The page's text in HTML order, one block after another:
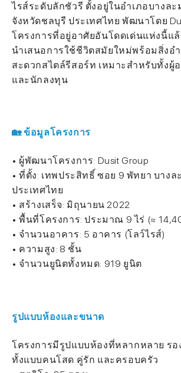
ไรส์ระดับลักชัวรี ตั้งอยู่ในอำเภอบางละ
จังหวัดชลบุรี ประเทศไทย พัฒนาโดย
โครงการที่อยู่อาศัยอันโดดเด่นแห่งนี้แล้
นำเสนอการใช้ชีวิตสมัยใหม่พร้อมสิ่งอ
สะดวกสไตล์รีสอร์ท เหมาะสำหรับทั้งผู้
และนักลงทุน
🏡 ข้อมูลโครงการ
• ผู้พัฒนาโครงการ: Dusit Group
• ที่ตั้ง: เทพประสิทธิ์ ซอย 9 พัทยา บางล
ประเทศไทย
• สร้างเสร็จ: มิถุนายน 2022
• พื้นที่โครงการ: ประมาณ 9 ไร่ (≈
• จำนวนอาคาร: 5 อาคาร (โลว์ไรส์)
• ความสูง: 8 ชั้น
• จำนวนยูนิตทั้งหมด: 919 ยูนิต
รูปแบบห้องและขนาด
โครงการมีรูปแบบห้องที่หลากหลาย รอ
ทั้งแบบคนโสด คู่รัก และครอบครัว